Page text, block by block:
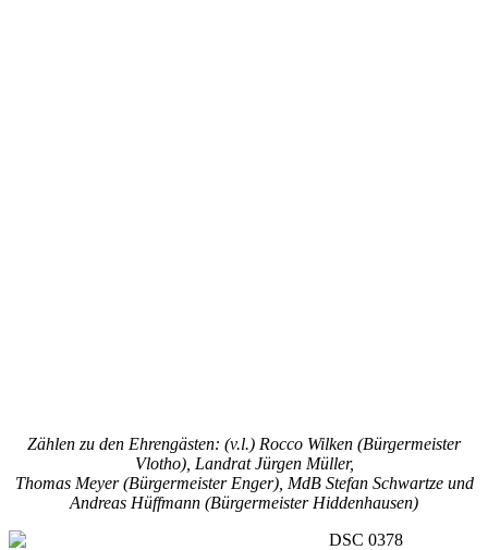
Zählen zu den Ehrengästen: (v.l.) Rocco Wilken (Bürgermeister
Vlotho), Landrat Jürgen Müller,
Thomas Meyer (Bürgermeister Enger), MdB Stefan Schwartze und
Andreas Hüffmann (Bürgermeister Hiddenhausen)